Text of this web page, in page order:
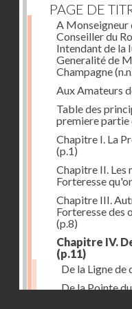
PAGE DE
A Monseigneur
Conseiller du
Intendant de la
Generalité de
Champagne
Aux Amateurs
Table des
premiere
Chapitre I. La
(p.1)
Chapitre II. Les
Forteresse
Chapitre III.
Forteresse des
(p.8)
Chapitre IV.
(p.11)
De la Ligne de
De la Pointe